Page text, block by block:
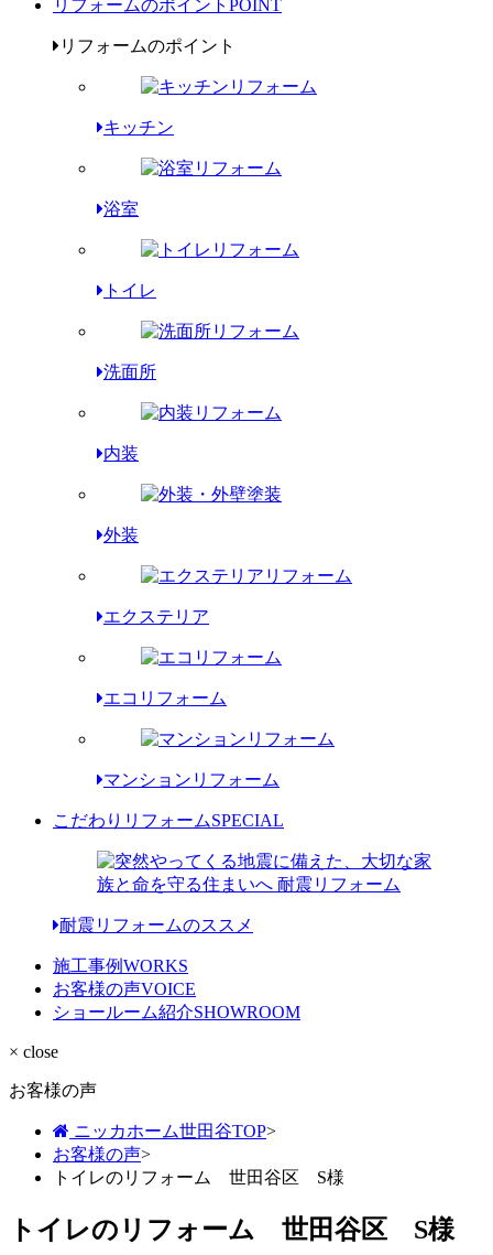
リフォームのポイント POINT
リフォームのポイント
キッチン
浴室
トイレ
洗面所
内装
外装
エクステリア
エコリフォーム
マンションリフォーム
こだわりリフォームSPECIAL
耐震リフォームのススメ
施工事例WORKS
お客様の声VOICE
ショールーム紹介SHOWROOM
× close
お客様の声
ニッカホーム世田谷TOP>
お客様の声>
トイレのリフォーム 世田谷区 S様
トイレのリフォーム 世田谷区 S様